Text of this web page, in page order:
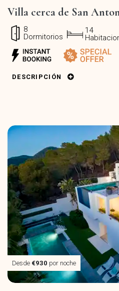
Villa cerca de San
8
Dormitorios
14
DESCRIPCIÓN
Desde €930 por noche